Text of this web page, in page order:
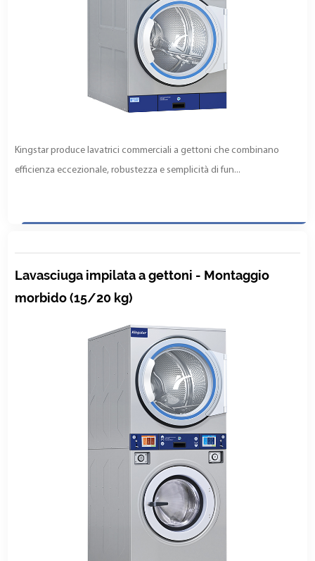
Kingstar produce lavatrici commerciali a gettoni che combinano
efficienza eccezionale, robustezza e semplicità di fun...
Lavasciuga impilata a gettoni - Montaggio
morbido (15/20 kg)